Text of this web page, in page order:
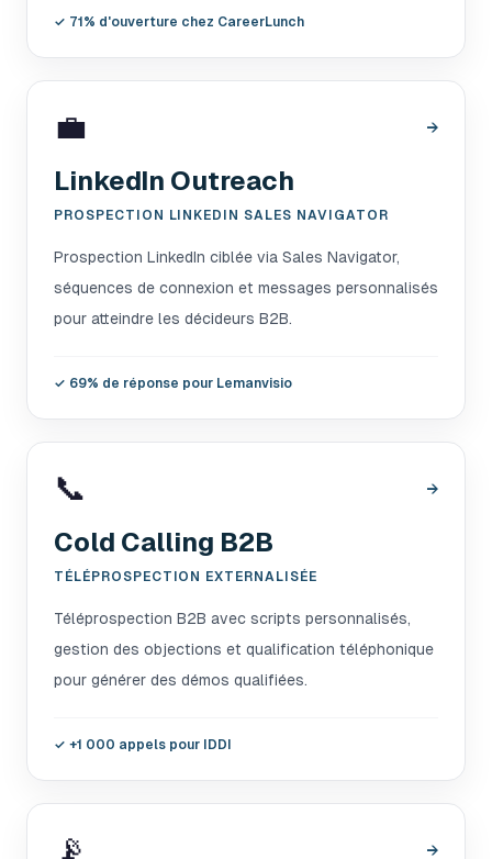
✓ 71% d'ouverture chez CareerLunch
💼 →
LinkedIn Outreach
PROSPECTION LINKEDIN SALES NAVIGATOR
Prospection LinkedIn ciblée via Sales Navigator,
séquences de connexion et messages personnalisés
pour atteindre les décideurs B2B.
✓ 69% de réponse pour Lemanvisio
📞 →
Cold Calling B2B
TÉLÉPROSPECTION EXTERNALISÉE
Téléprospection B2B avec scripts personnalisés,
gestion des objections et qualification téléphonique
pour générer des démos qualifiées.
✓ +1 000 appels pour IDDI
📡 →